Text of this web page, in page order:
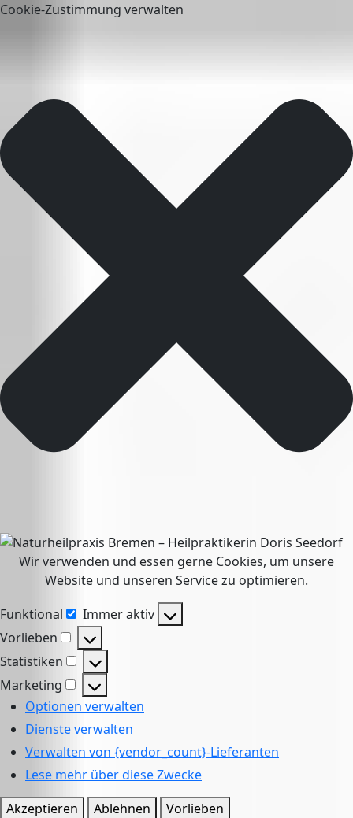
Cookie-Zustimmung verwalten
Wir verwenden und essen gerne Cookies, um unsere
Website und unseren Service zu optimieren.
Funktional
Funktional
Immer aktiv
Vorlieben
Vorlieben
Statistiken
Statistiken
Marketing
Marketing
Optionen verwalten
Dienste verwalten
Verwalten von {vendor_count}-Lieferanten
Lese mehr über diese Zwecke
Akzeptieren
Ablehnen
Vorlieben